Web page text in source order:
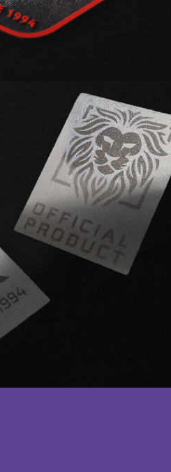
est idéal pour
du produit en
logos qui se
de l'angle de
vue.